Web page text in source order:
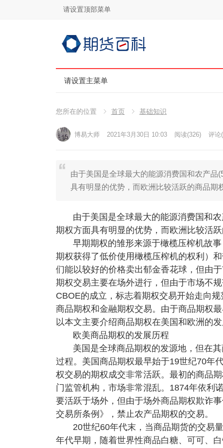
请设置顶部菜单
请设置主菜单
您所在的位置 首页 基础知识
博易大师 2021年3月30日 10:03 阅读(326) 评论
由于美国是全球最大的能源消费国和农产品
具有明显的优势，而欧洲比较活跃的商品
由于美国是全球最大的能源消费国和
期权方面具有明显的优势，而欧洲比较活
早期期权的雏形来源于橄榄压榨机故
期权获得了低价使用橄榄压榨机的权利）
们能以较好的价格卖出郁金香花球，但由
期权交易主要在场外进行，但由于市场不
CBOE的成立，标志着期权交易开始走向
商品期权和金融期权交易。由于商品期权
以本文主要介绍商品期权在美国和欧洲的发
欧美商品期权的发展历程
美国是全球商品期权的发源地，但在
过程。美国商品期权最早始于19世纪70年
权交易的期权成交非常活跃。最初的商品
门监管机构，市场非常混乱。1874年依利
要活跃于场外，但由于场外商品期权欺诈
交易所条例》，禁止农产品期权的交易。
20世纪60年代末，当商品期货的交易
年代早期，随着世界性商品白糖、可可、